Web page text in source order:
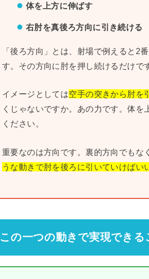
体を上方に伸ばす
右肘を真後ろ方向に引き続ける
「後ろ方向」とは、射場で例えると2
す。その方向に肘を押し続けるだけで
イメージとしては空手の突きから肘を
くじゃないですか。あの力です。体
ください。
重要なのは方向です。裏的方向でもな
うな動きで肘を後ろに引いていけばい
この一つの動きで実現できる